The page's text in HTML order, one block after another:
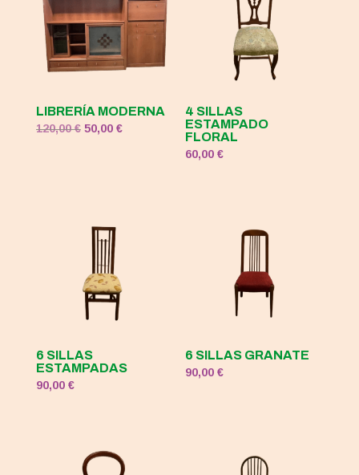
LIBRERÍA MODERNA
120,00€ El
50,00 €El
4 SILLAS
ESTAMPADO
FLORAL
60,00€
6 SILLAS
ESTAMPADAS
90,00 €
6 SILLAS GRANATE
90,00€